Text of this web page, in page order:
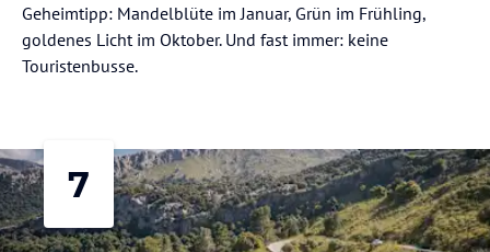
Geheimtipp: Mandelblüte im Januar, Grün im Frühling,
goldenes Licht im Oktober. Und fast immer: keine
Touristenbusse.
7